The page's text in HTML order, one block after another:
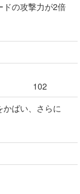
ドの攻撃力が2倍
102
かばい、さらに